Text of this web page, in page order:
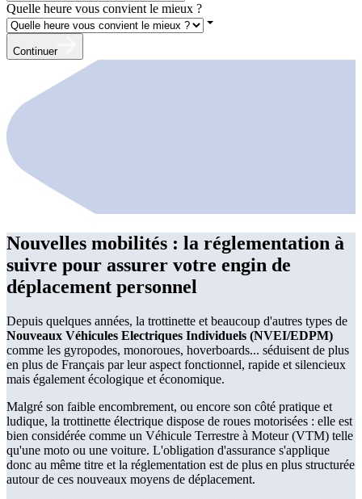
Quelle heure vous convient le mieux ?
Continuer
Nouvelles mobilités : la réglementation à
suivre pour assurer votre engin de
déplacement personnel
Depuis quelques années, la trottinette et beaucoup d'autres types de
Nouveaux Véhicules Electriques Individuels (NVEI/EDPM)
comme les gyropodes, monoroues, hoverboards... séduisent de plus
en plus de Français par leur aspect fonctionnel, rapide et silencieux
mais également écologique et économique.
Malgré son faible encombrement, ou encore son côté pratique et
ludique, la trottinette électrique dispose de roues motorisées : elle est
bien considérée comme un Véhicule Terrestre à Moteur (VTM) telle
qu'une moto ou une voiture. L'obligation d'assurance s'applique
donc au même titre et la réglementation est de plus en plus structurée
autour de ces nouveaux moyens de déplacement.